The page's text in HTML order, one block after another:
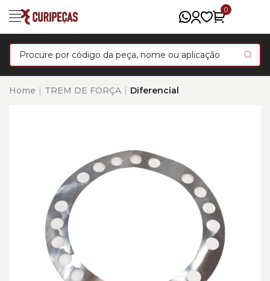
0
Home TREM DE FORÇA Diferencial